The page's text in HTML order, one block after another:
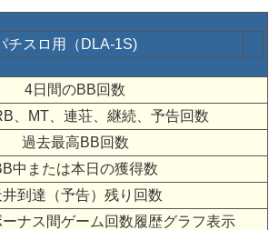
チスロ用（DLA-1S)
4日間のBB回数
、MT、連荘、継続、予告回数
過去最高BB回数
中または本日の獲得数
井到達（予告）残り回数
ナス間ゲーム回数履歴グラフ表示